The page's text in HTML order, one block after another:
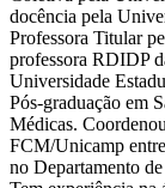
docência pela
Professora Titular
professora RDIDP
Universidade
Pós-graduação em
Médicas.
FCM/Unicamp
no Departamento